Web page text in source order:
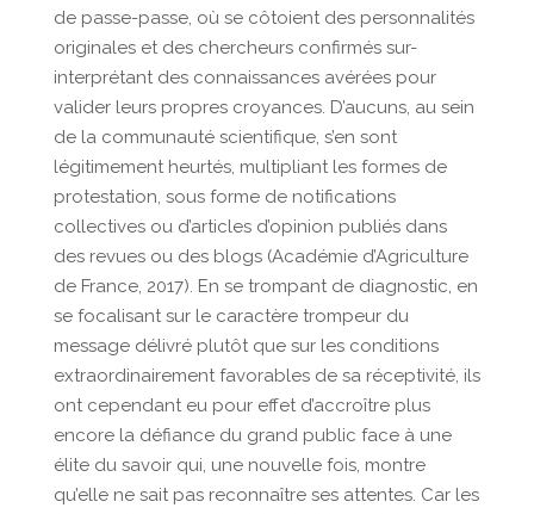
de passe-passe, où se côtoient des personnalités
originales et des chercheurs confirmés sur-
interprétant des connaissances avérées pour
valider leurs propres croyances. D’aucuns, au sein
de la communauté scientifique, s’en sont
légitimement heurtés, multipliant les formes de
protestation, sous forme de notifications
collectives ou d’articles d’opinion publiés dans
des revues ou des blogs (Académie d’Agriculture
de France, 2017). En se trompant de diagnostic, en
se focalisant sur le caractère trompeur du
message délivré plutôt que sur les conditions
extraordinairement favorables de sa réceptivité, ils
ont cependant eu pour effet d’accroître plus
encore la défiance du grand public face à une
élite du savoir qui, une nouvelle fois, montre
qu’elle ne sait pas reconnaître ses attentes. Car les